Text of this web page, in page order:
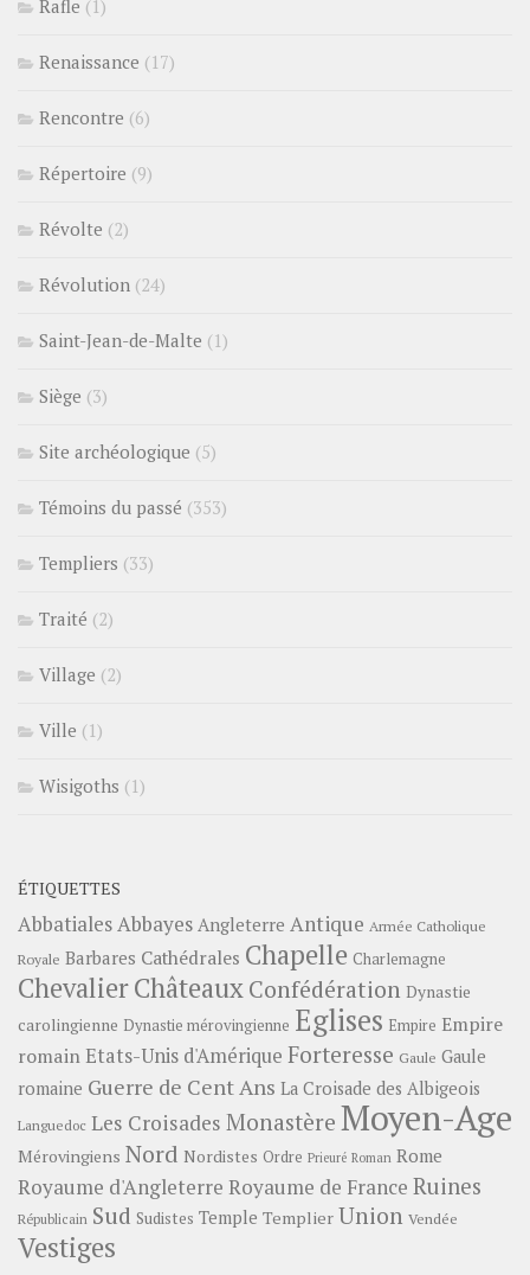
Rafle (1)
Renaissance (17)
Rencontre (6)
Répertoire (9)
Révolte (2)
Révolution (24)
Saint-Jean-de-Malte (1)
Siège (3)
Site archéologique (5)
Témoins du passé (353)
Templiers (33)
Traité (2)
Village (2)
Ville (1)
Wisigoths (1)
ÉTIQUETTES
AbbatialesAbbayes Angleterre Antique Armée Catholique
Royale Barbares Cathédrales Chapelle Charlemagne
ChevalierChâteauxConfédération Dynastie
carolingienne Dynastie mérovingienne Eglises Empire Empire
romainEtats-Unis d'Amérique Forteresse Gaule Gaule
romaine Guerre de Cent Ans La Croisade des Albigeois
Languedoc Les Croisades Monastère Moyen-Age
Mérovingiens Nord Nordistes Ordre Prieuré Roman Rome
Royaume d'Angleterre Royaume de France Ruines
Républicain Sud Sudistes Temple Templier Union Vendée
Vestiges